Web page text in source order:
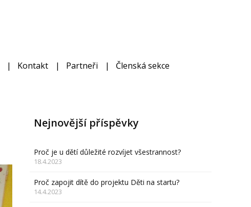
Kontakt Partneři Členská sekce
Nejnovější příspěvky
Proč je u dětí důležité rozvíjet všestrannost?
18.4.2023
Proč zapojit dítě do projektu Děti na startu?
14.4.2023